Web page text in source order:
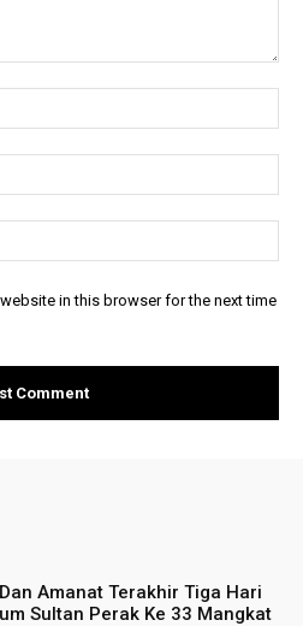
in this browser for the next time
Amanat Terakhir Tiga Hari
Sultan Perak Ke 33 Mangkat